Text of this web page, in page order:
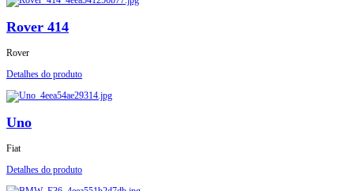
Rover 414
Rover
Detalhes do produto
Uno
Fiat
Detalhes do produto